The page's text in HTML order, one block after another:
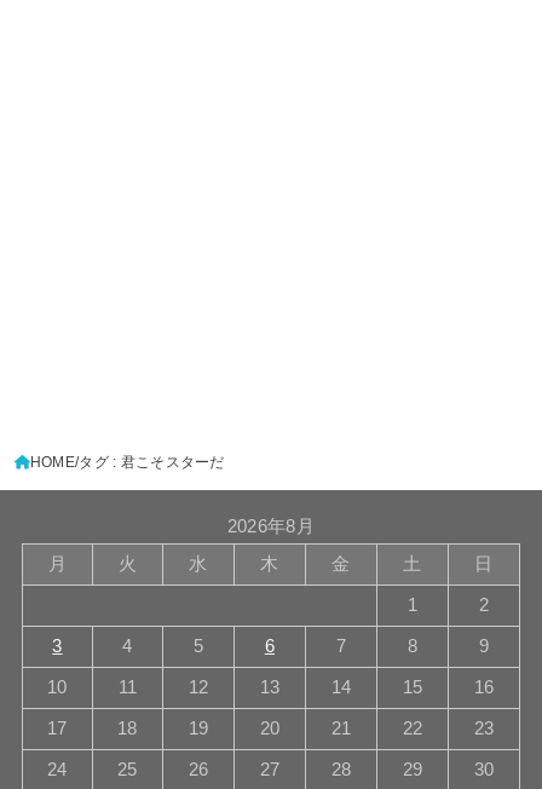
HOME タグ : 君こそスターだ
2026年8月
月
火 水 木 金 土 日
1 2
3 4 5 6 7 8 9
10 11 12 13 14 15 16
17 18 19 20 21 22 23
24 25 26 27 28 29 30